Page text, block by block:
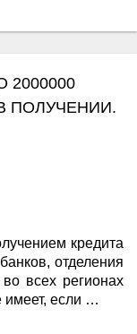
ПОЛУЧЕНИИ.
кредита
отделения
всех регионах
имеет, если …